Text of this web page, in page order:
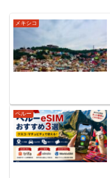
メキシコ
ペルー